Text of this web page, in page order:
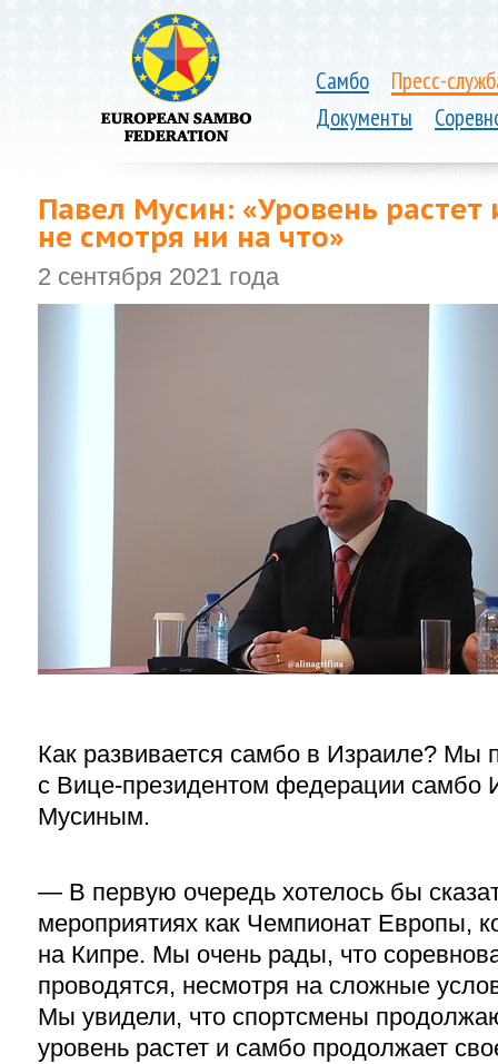
Самбо
Пресс-
Документы
Павел Мусин: «Уровень
не смотря ни на что»
2 сентября 2021 года
Как развивается самбо в Израиле? Мы
с Вице-президентом федерации самбо
Мусиным.
— В первую очередь хотелось бы
мероприятиях как Чемпионат Европы,
на Кипре. Мы очень рады, что
проводятся, несмотря на сложные
Мы увидели, что спортсмены
уровень растет и самбо продолжает